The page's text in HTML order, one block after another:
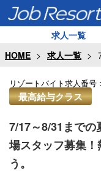
求人一覧
HOME
求人一覧
最高給与クラス
リゾートバイト求人番号：
7/17～8/31まで
場スタッフ募集
う。